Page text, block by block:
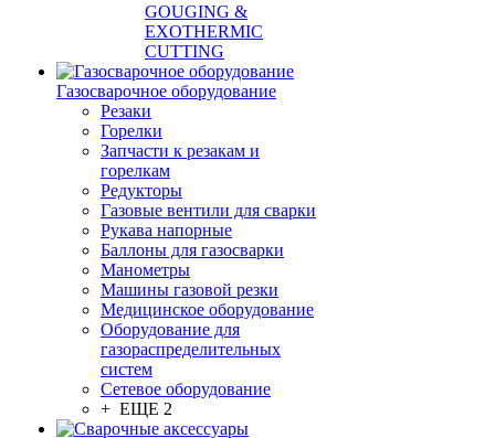
GOUGING &
EXOTHERMIC
CUTTING
Газосварочное оборудование
Резаки
Горелки
Запчасти к резакам и
горелкам
Редукторы
Газовые вентили для сварки
Рукава напорные
Баллоны для газосварки
Манометры
Машины газовой резки
Медицинское оборудование
Оборудование для
газораспределительных
систем
Сетевое оборудование
+ ЕЩЕ 2